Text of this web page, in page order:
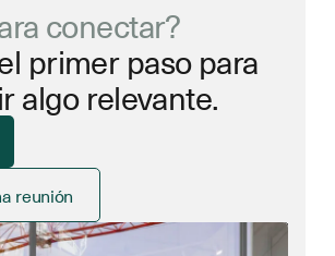
conectar?
primer paso para
algo relevante.
reunión